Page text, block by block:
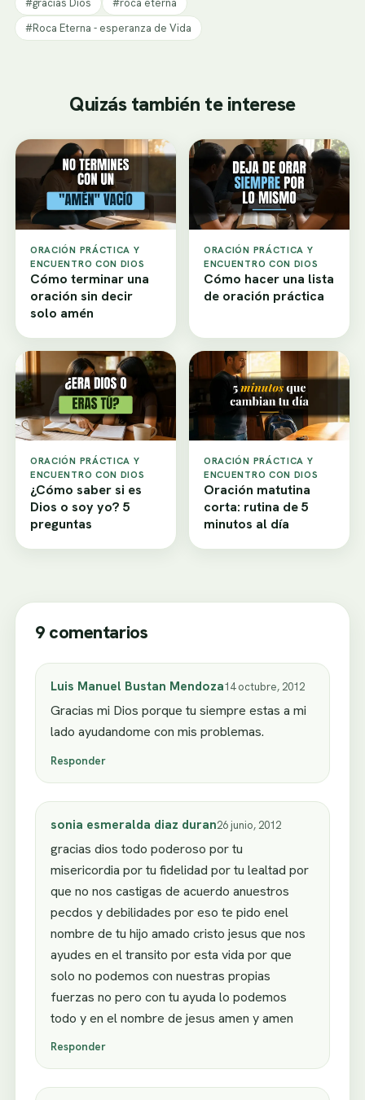
#Roca Eterna - esperanza de Vida
Quizás también te interese
ORACIÓN PRÁCTICA Y
ENCUENTRO CON DIOS
Cómo terminar una
oración sin decir
solo amén
ORACIÓN PRÁCTICA Y
ENCUENTRO CON DIOS
Cómo hacer una lista
de oración práctica
ORACIÓN PRÁCTICA Y
ENCUENTRO CON DIOS
¿Cómo saber si es
Dios o soy yo? 5
preguntas
ORACIÓN PRÁCTICA Y
ENCUENTRO CON DIOS
Oración matutina
corta: rutina de 5
minutos al día
9 comentarios
Luis Manuel Bustan Mendoza14 octubre, 2012
Gracias mi Dios porque tu siempre estas a mi
lado ayudandome con mis problemas.
Responder
sonia esmeralda diaz duran26 junio, 2012
gracias dios todo poderoso por tu
misericordia por tu fidelidad por tu lealtad por
que no nos castigas de acuerdo anuestros
pecdos y debilidades por eso te pido enel
nombre de tu hijo amado cristo jesus que nos
ayudes en el transito por esta vida por que
solo no podemos con nuestras propias
fuerzas no pero con tu ayuda lo podemos
todo y en el nombre de jesus amen y amen
Responder